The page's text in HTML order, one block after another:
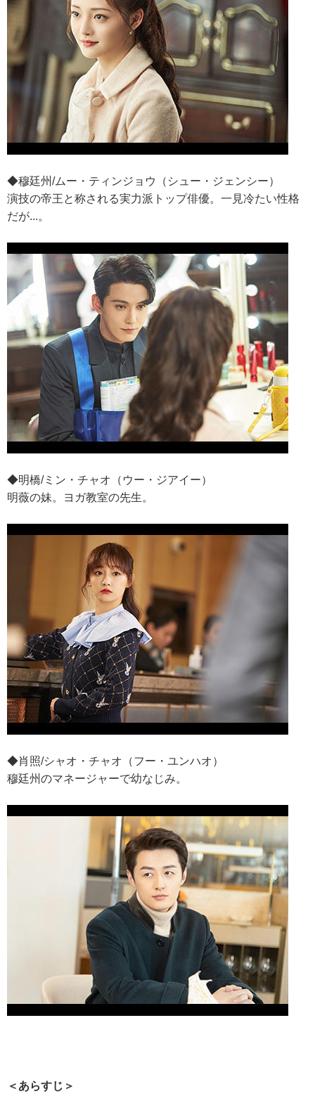
◆穆廷州/ムー・ティンジョウ（シュー・ジェンシー）
演技の帝王と称される実力派トップ俳優。一見冷たい性格
だが...。
◆明橋/ミン・チャオ（ウー・ジアイー）
明薇の妹。ヨガ教室の先生。
◆肖照/シャオ・チャオ（フー・ユンハオ）
穆廷州のマネージャーで幼なじみ。
＜あらすじ＞